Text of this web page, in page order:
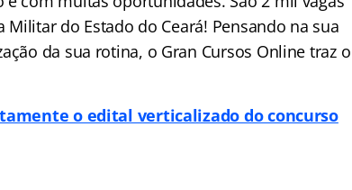
do Estado do Ceará! Pensando na sua
da sua rotina, o Gran Cursos Online traz o
o edital verticalizado do concurso